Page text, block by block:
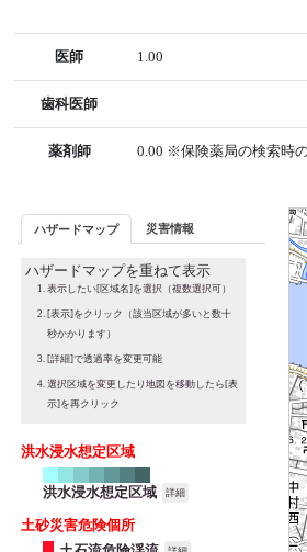
医師 1.00
歯科医師
薬剤師 0.00 ※保険薬局の検索時
ハザードマップ 災害情報
ハザードマップを重ねて表示
表示したい[区域名]を選択（複数選択可）
[表示]をクリック（該当区域が多いと数十
秒かかります）
[詳細]で透過率を変更可能
選択区域を変更したり地図を移動したら[表
示]を再クリック
洪水浸水想定区域
洪水浸水想定区域 詳細
土砂災害危険個所